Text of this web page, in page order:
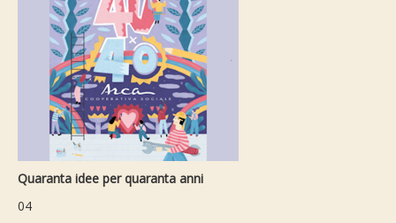
Quaranta idee per quaranta anni
04